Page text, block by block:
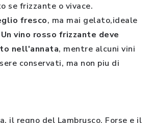
se frizzante o vivace.
fresco, ma mai gelato,ideale
Un vino rosso frizzante deve
nell'annata, mentre alcuni vini
conservati, ma non piu di
il regno del Lambrusco. Forse e il